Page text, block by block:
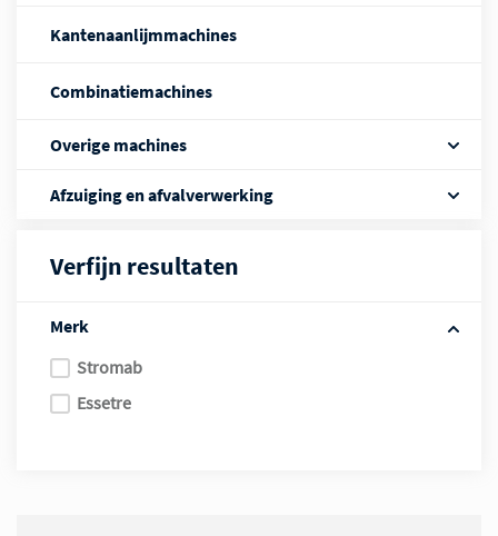
Kantenaanlijmmachines
Combinatiemachines
Overige machines
Afzuiging en afvalverwerking
Verfijn resultaten
Merk
Stromab
Essetre